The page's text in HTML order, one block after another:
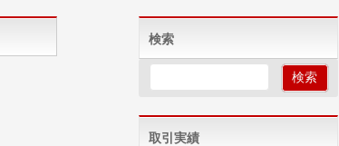
検索
取引実績